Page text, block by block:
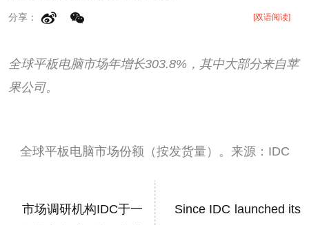
分享： [双语阅读]
全球平板电脑市场年增长303.8%，其中大部分来自苹
果公司。
全球平板电脑市场份额（按发货量）。来源：IDC
市场调研机构IDC于一
Since IDC launched its